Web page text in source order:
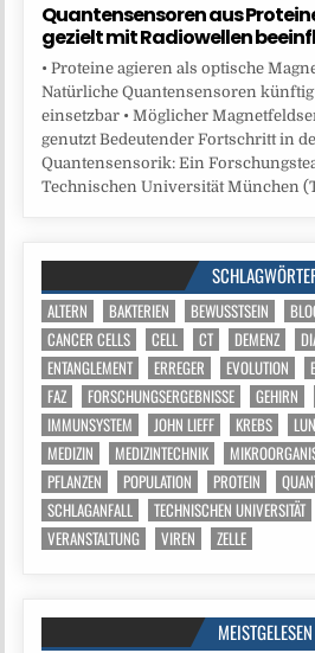
Quantensensoren aus
gezielt mit Radiowellen
• Proteine agieren als optische
Natürliche Quantensensoren
einsetzbar • Möglicher
genutzt Bedeutender Fortschritt in
Quantensensorik: Ein
Technischen Universität München
ALTERN BAKTERIEN BEWUSSTSEIN
CANCER CELLS
CELL CT DEMENZ
ENTANGLEMENT
ERREGER EVOLUTION
FAZ
FORSCHUNGSERGEBNISSE GEHIRN
IMMUNSYSTEM
JOHN LIEFF KREBS
MEDIZIN
MEDIZINTECHNIK
PFLANZEN
POPULATION PROTEIN
SCHLAGANFALL
TECHNISCHEN UNIVERSITÄT
VERANSTALTUNG
VIREN ZELLE
MEISTGELESEN